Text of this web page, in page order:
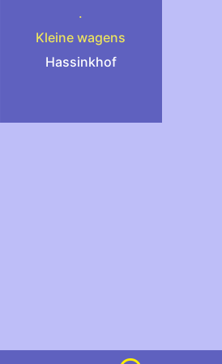
.
Kleine wagens
Hassinkhof